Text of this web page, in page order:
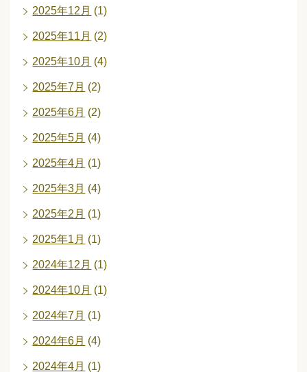
2025年12月 (1)
2025年11月 (2)
2025年10月 (4)
2025年7月 (2)
2025年6月 (2)
2025年5月 (4)
2025年4月 (1)
2025年3月 (4)
2025年2月 (1)
2025年1月 (1)
2024年12月 (1)
2024年10月 (1)
2024年7月 (1)
2024年6月 (4)
2024年4月 (1)